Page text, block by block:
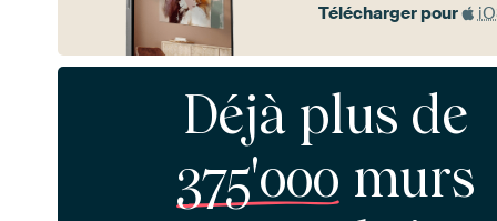
Télécharger pour
Déjà plus de
375'000 murs